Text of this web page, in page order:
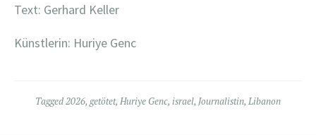
Text: Gerhard Keller
Künstlerin: Huriye Genc
Tagged 2026, getötet, Huriye Genc, israel, Journalistin, Libanon